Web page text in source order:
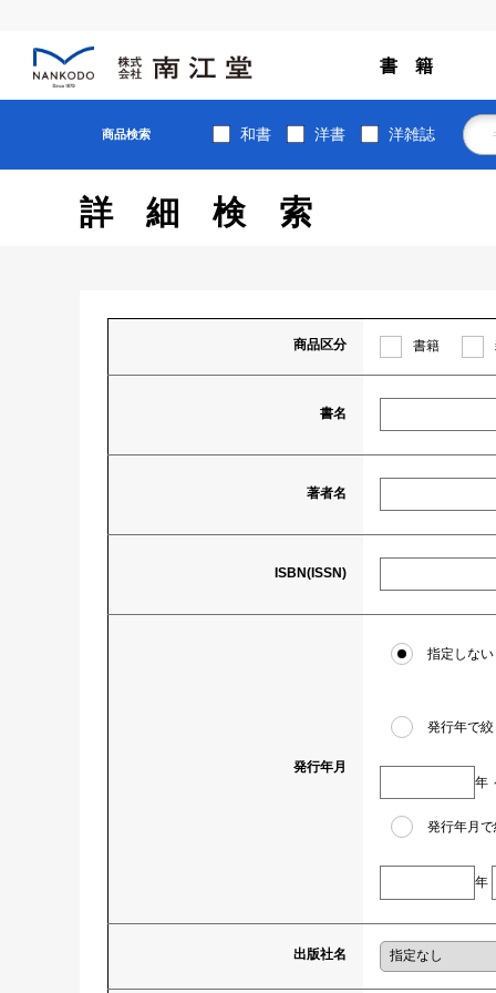
書 籍
商品検索 和書 洋書 洋雑誌
詳細検索
商品区分 書籍
書名
著者名
ISBN(ISSN)
発行年月
指定しない
発行年で
年
発行年月
年
出版社名